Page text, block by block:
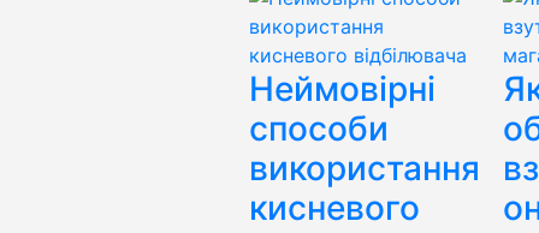
Неймовірні
способи
використання
кисневого